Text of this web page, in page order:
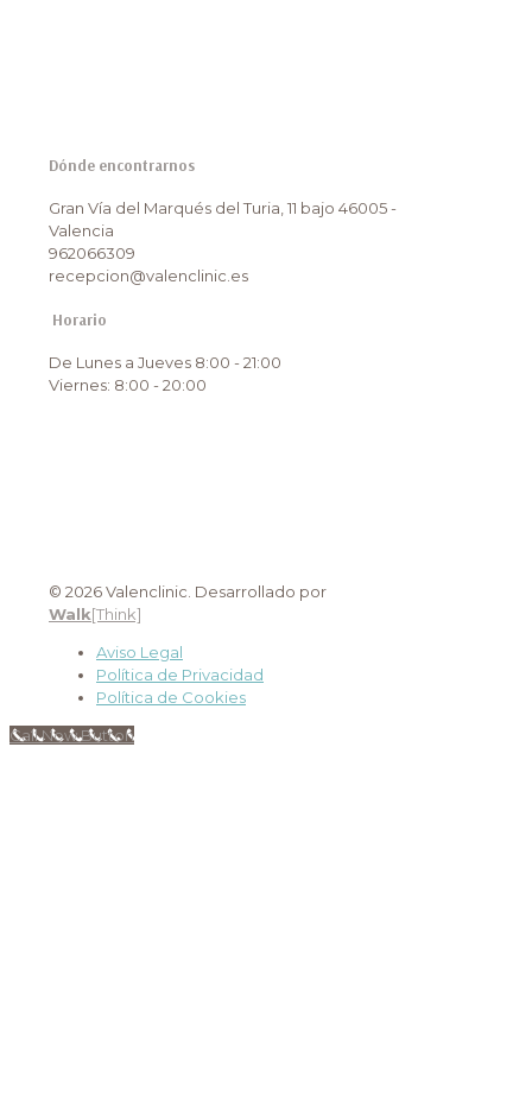
Dónde encontrarnos
Gran Vía del Marqués del Turia, 11 bajo 46005 -
Valencia
962066309
recepcion@valenclinic.es
Horario
De Lunes a Jueves 8:00 - 21:00
Viernes: 8:00 - 20:00
© 2026 Valenclinic. Desarrollado por
Walk[Think]
Aviso Legal
Política de Privacidad
Política de Cookies
Call Now Button